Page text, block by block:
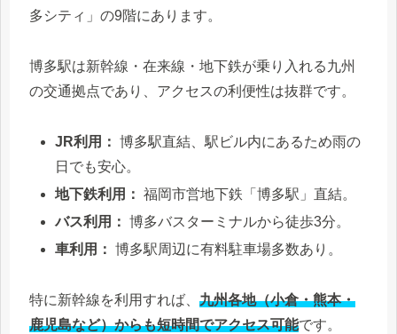
多シティ」の9階にあります。
博多駅は新幹線・在来線・地下鉄が乗り入れる九州
の交通拠点であり、アクセスの利便性は抜群です。
JR利用： 博多駅直結、駅ビル内にあるため雨の
日でも安心。
地下鉄利用： 福岡市営地下鉄「博多駅」直結。
バス利用： 博多バスターミナルから徒歩3分。
車利用： 博多駅周辺に有料駐車場多数あり。
特に新幹線を利用すれば、 九州各地（小倉・熊本・
鹿児島など）からも短時間でアクセス可能です。